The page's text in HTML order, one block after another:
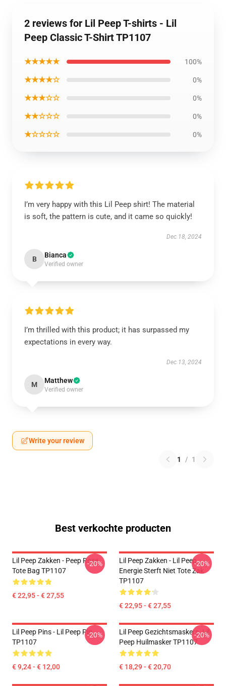
2 reviews for Lil Peep T-shirts - Lil
Peep Classic T-Shirt TP1107
★★★★★ 100%
★★★★☆ 0%
★★★☆☆ 0%
★★☆☆☆ 0%
★☆☆☆☆ 0%
I’m very happy with this Lil Peep shirt! The material
is soft, the pattern is cute, and it came so quickly!
Dec 18, 2024
B Bianca
Verified owner
I’m thrilled with this product; it has surpassed my
expectations in every way.
Dec 13, 2024
M Matthew
Verified owner
Write your review
1 / 1
Best verkochte producten
Lil Peep Zakken - Peep Rose
Tote Bag TP1107
€ 22,95 - € 27,55
-20%
Lil Peep Zakken - Lil Peep
Energie Sterft Niet Tote Zak
TP1107
€ 22,95 - € 27,55
-20%
Lil Peep Pins - Lil Peep Pin
TP1107
€ 9,24 - € 12,00
-20%
Lil Peep Gezichtsmaskers. Lil
Peep Huilmasker TP1107
€ 18,29 - € 20,70
-20%